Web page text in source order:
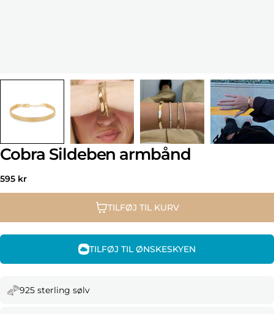
Cobra Sildeben armbånd
Normal
pris
595 kr
TILFØJ TIL KURV
TILFØJ TIL ØNSKESKYEN
925 sterling sølv